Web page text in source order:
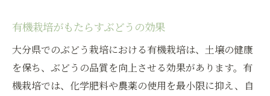
有機栽培がもたらすぶどうの効果
大分県でのぶどう栽培における有機栽培は、土壌の健康
を保ち、ぶどうの品質を向上させる効果があります。有
機栽培では、化学肥料や農薬の使用を最小限に抑え、自